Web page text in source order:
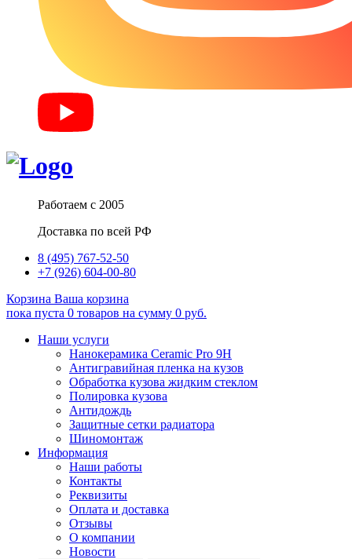
Работаем с 2005
Доставка по всей РФ
8 (495) 767-52-50
+7 (926) 604-00-80
Корзина Ваша корзина
пока пуста 0 товаров на сумму 0 руб.
Наши услуги
Нанокерамика Ceramic Pro 9H
Антигравийная пленка на кузов
Обработка кузова жидким стеклом
Полировка кузова
Антидождь
Защитные сетки радиатора
Шиномонтаж
Информация
Наши работы
Контакты
Реквизиты
Оплата и доставка
Отзывы
О компании
Новости